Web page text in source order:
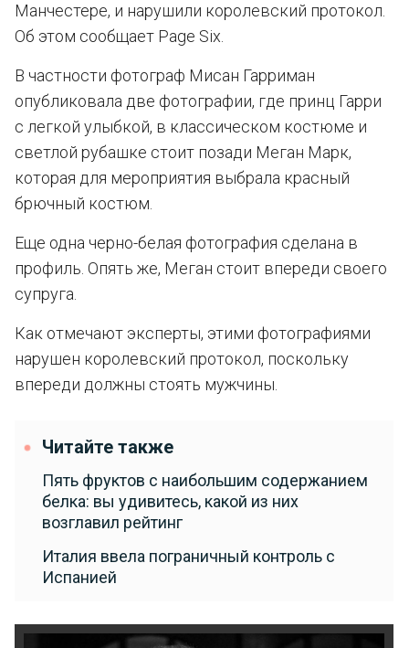
Манчестере, и нарушили королевский протокол.
Об этом сообщает Page Six.
В частности фотограф Мисан Гарриман
опубликовала две фотографии, где принц Гарри
с легкой улыбкой, в классическом костюме и
светлой рубашке стоит позади Меган Марк,
которая для мероприятия выбрала красный
брючный костюм.
Еще одна черно-белая фотография сделана в
профиль. Опять же, Меган стоит впереди своего
супруга.
Как отмечают эксперты, этими фотографиями
нарушен королевский протокол, поскольку
впереди должны стоять мужчины.
Читайте также
Пять фруктов с наибольшим содержанием
белка: вы удивитесь, какой из них
возглавил рейтинг
Италия ввела пограничный контроль с
Испанией